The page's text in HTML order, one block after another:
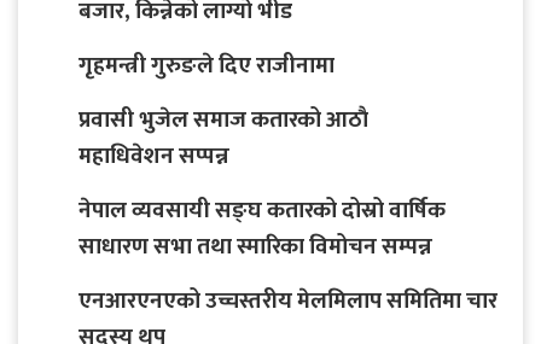
बजार, किन्नेको लाग्यो भीड
गृहमन्त्री गुरुङले दिए राजीनामा
प्रवासी भुजेल समाज कतारको आठाै
महाधिवेशन सप्पन्न
नेपाल व्यवसायी सङ्घ कतारको दोस्रो वार्षिक
साधारण सभा तथा स्मारिका विमोचन सम्पन्न
एनआरएनएको उच्चस्तरीय मेलमिलाप समितिमा चार